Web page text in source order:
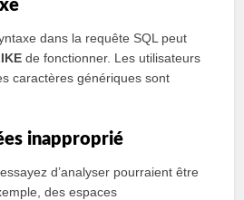
dans la requête SQL peut
de fonctionner. Les utilisateurs
caractères génériques sont
inapproprié
d’analyser pourraient être
des espaces